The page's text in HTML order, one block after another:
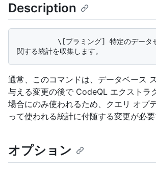
Description
通常、このコマンドは、データベース
与える変更の後で CodeQL エクストラ
場合にのみ使われるため、クエリ オプ
って使われる統計に付随する変更が必要
オプション